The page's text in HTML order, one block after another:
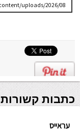
יש לבדוק
כתבות קשורות
עראייס